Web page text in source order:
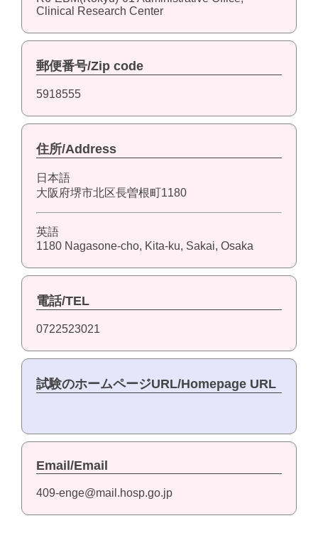
Clinical Research Center
郵便番号/Zip code
5918555
住所/Address
日本語
大阪府堺市北区長曽根町1180
英語
1180 Nagasone-cho, Kita-ku, Sakai, Osaka
電話/TEL
0722523021
試験のホームページURL/Homepage URL
Email/Email
409-enge@mail.hosp.go.jp